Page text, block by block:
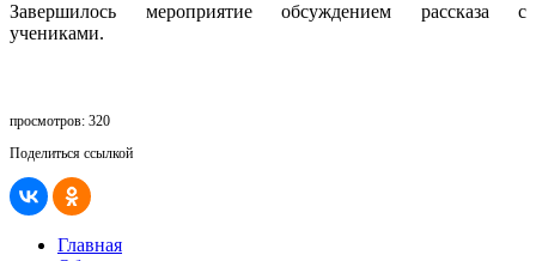
Завершилось мероприятие обсуждением рассказа с
учениками.
просмотров: 320
Поделиться ссылкой
Главная